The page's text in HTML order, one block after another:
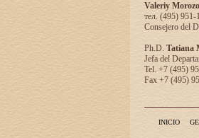
Valeriy
тел. (495) 951-
Consejero del
Ph.D. Tatiana
Jefa del
Tel. +7 (495)
Fax +7 (495)
INICIO